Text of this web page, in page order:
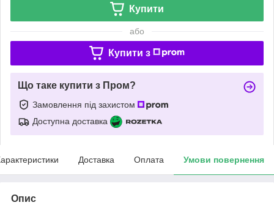
Купити
або
Купити з
Що таке купити з Пром?
Замовлення під захистом
Доступна доставка
Доставка Оплата Умови повернення
Опис